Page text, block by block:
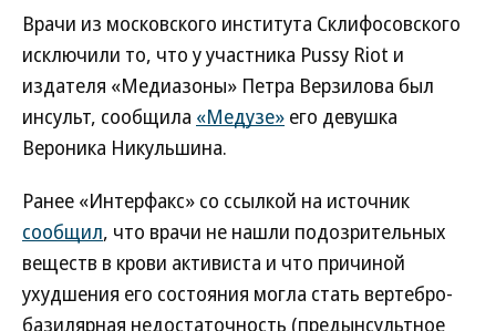
Врачи из московского института Склифосовского
исключили то, что у участника Pussy Riot и
издателя «Медиазоны» Петра Верзилова был
инсульт, сообщила «Медузе» его девушка
Вероника Никульшина.
Ранее «Интерфакс» со ссылкой на источник
сообщил, что врачи не нашли подозрительных
веществ в крови активиста и что причиной
ухудшения его состояния могла стать вертебро-
базилярная недостаточность (предынсультное